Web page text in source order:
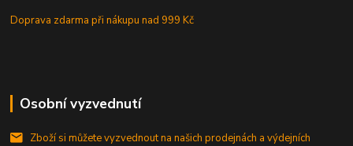
Doprava zdarma při nákupunad 999 Kč
Osobní vyzvednutí
Zboží si můžete vyzvednout na našich prodejnách a výdejních